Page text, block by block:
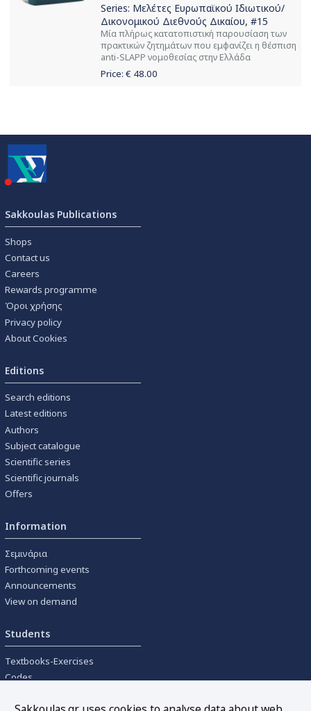
Series: Μελέτες Ευρωπαϊκού Ιδιωτικού/
Δικονομικού Διεθνούς Δικαίου, #15
Μία πλήρως κατατοπιστική παρουσίαση των
πρακτικών ζητημάτων που εμφανίζει η θέσπιση
anti-SLAPΡ νομοθεσίας στην Ελλάδα
Price: € 48.00
Sakkoulas Publications
Shops
Contact us
Careers
Rewards programme
Όροι χρήσης
Privacy policy
About Cookies
Editions
Search editions
Latest editions
Authors
Subject catalogue
Scientific series
Scientific journals
Offers
Information
Σεμινάρια
Forthcoming events
Announcements
View on demand
Students
Textbooks-Exercises
Codes